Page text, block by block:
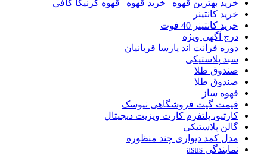
خرید بهترین قهوه | خرید قهوه | قهوه گرنیکا کافی
خرید کانتینر
خرید کانتینر 40 فوت
درج آگهی ویژه
دوره فرانت اند پارسا قربانیان
سبد پلاستیکی
صندوق طلا
صندوق طلا
قهوه ساز
قیمت گیت فروشگاهی نیوسک
کارتیو، پلتفرم کارت ویزیت دیجیتال
گالن پلاستیکی
مدل کمد دیواری چند منظوره
نمایندگی asus